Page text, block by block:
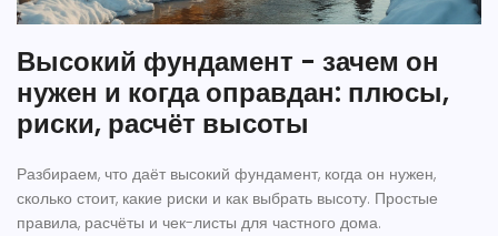
Высокий фундамент - зачем он
нужен и когда оправдан: плюсы,
риски, расчёт высоты
Разбираем, что даёт высокий фундамент, когда он нужен,
сколько стоит, какие риски и как выбрать высоту. Простые
правила, расчёты и чек-листы для частного дома.